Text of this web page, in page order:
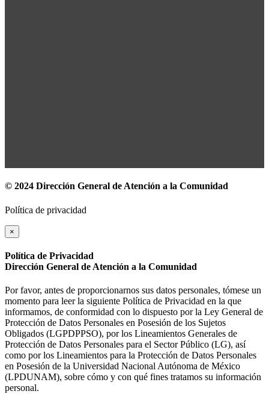
© 2024 Dirección General de Atención a la Comunidad
Política de privacidad
×
Política de Privacidad
Dirección General de Atención a la Comunidad
Por favor, antes de proporcionarnos sus datos personales, tómese un
momento para leer la siguiente Política de Privacidad en la que
informamos, de conformidad con lo dispuesto por la Ley General de
Protección de Datos Personales en Posesión de los Sujetos
Obligados (LGPDPPSO), por los Lineamientos Generales de
Protección de Datos Personales para el Sector Público (LG), así
como por los Lineamientos para la Protección de Datos Personales
en Posesión de la Universidad Nacional Autónoma de México
(LPDUNAM), sobre cómo y con qué fines tratamos su información
personal.